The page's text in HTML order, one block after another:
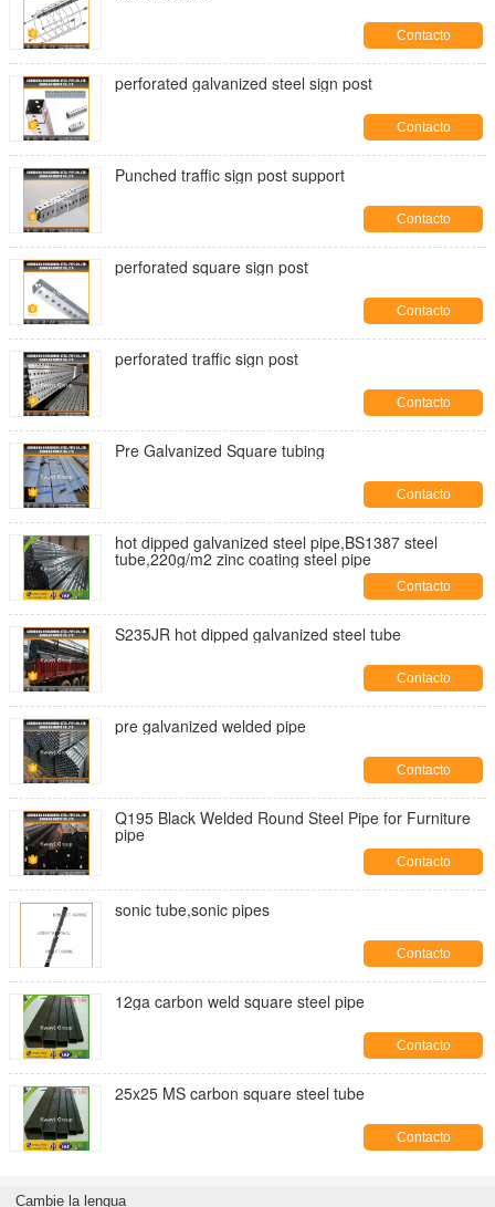
Contacto
perforated galvanized steel sign post
Contacto
Punched traffic sign post support
Contacto
perforated square sign post
Contacto
perforated traffic sign post
Contacto
Pre Galvanized Square tubing
Contacto
hot dipped galvanized steel pipe,BS1387 steel
tube,220g/m2 zinc coating steel pipe
Contacto
S235JR hot dipped galvanized steel tube
Contacto
pre galvanized welded pipe
Contacto
Q195 Black Welded Round Steel Pipe for Furniture
pipe
Contacto
sonic tube,sonic pipes
Contacto
12ga carbon weld square steel pipe
Contacto
25x25 MS carbon square steel tube
Contacto
Cambie la lengua